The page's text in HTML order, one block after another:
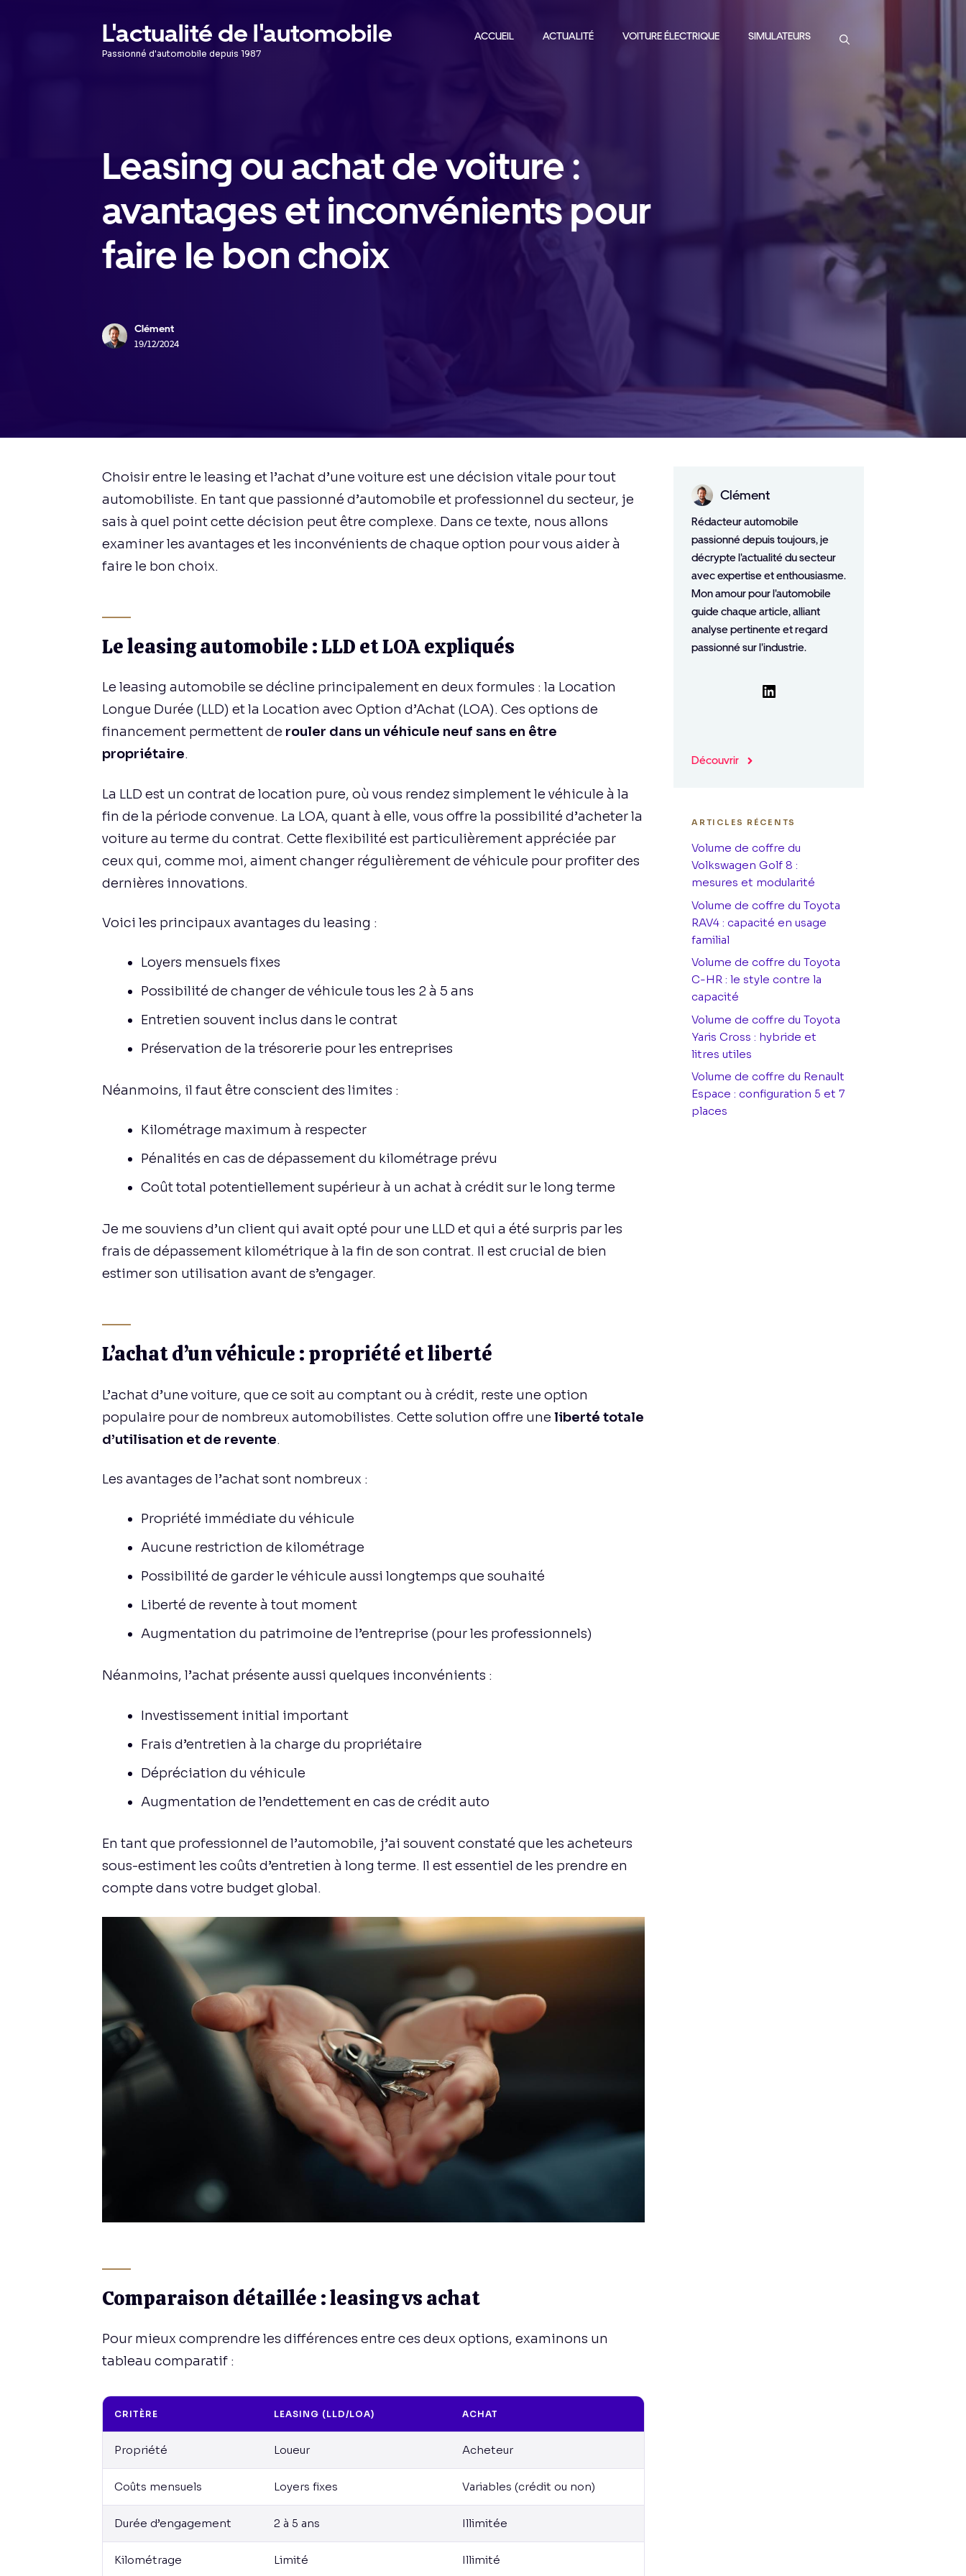
L'actualité de l'automobile
Passionné d'automobile depuis 1987
ACCUEIL ACTUALITÉ VOITURE ÉLECTRIQUE SIMULATEURS
Leasing ou achat de voiture :
avantages et inconvénients pour
faire le bon choix
Clément
19/12/2024
Choisir entre le leasing et l’achat d’une voiture est une décision vitale pour tout
automobiliste. En tant que passionné d’automobile et professionnel du secteur, je
sais à quel point cette décision peut être complexe. Dans ce texte, nous allons
examiner les avantages et les inconvénients de chaque option pour vous aider à
faire le bon choix.
Le leasing automobile : LLD et LOA expliqués
Le leasing automobile se décline principalement en deux formules : la Location
Longue Durée (LLD) et la Location avec Option d’Achat (LOA). Ces options de
financement permettent de rouler dans un véhicule neuf sans en être
propriétaire.
La LLD est un contrat de location pure, où vous rendez simplement le véhicule à la
fin de la période convenue. La LOA, quant à elle, vous offre la possibilité d’acheter la
voiture au terme du contrat. Cette flexibilité est particulièrement appréciée par
ceux qui, comme moi, aiment changer régulièrement de véhicule pour profiter des
dernières innovations.
Voici les principaux avantages du leasing :
Loyers mensuels fixes
Possibilité de changer de véhicule tous les 2 à 5 ans
Entretien souvent inclus dans le contrat
Préservation de la trésorerie pour les entreprises
Néanmoins, il faut être conscient des limites :
Kilométrage maximum à respecter
Pénalités en cas de dépassement du kilométrage prévu
Coût total potentiellement supérieur à un achat à crédit sur le long terme
Je me souviens d’un client qui avait opté pour une LLD et qui a été surpris par les
frais de dépassement kilométrique à la fin de son contrat. Il est crucial de bien
estimer son utilisation avant de s’engager.
L’achat d’un véhicule : propriété et liberté
L’achat d’une voiture, que ce soit au comptant ou à crédit, reste une option
populaire pour de nombreux automobilistes. Cette solution offre une liberté totale
d’utilisation et de revente.
Les avantages de l’achat sont nombreux :
Propriété immédiate du véhicule
Aucune restriction de kilométrage
Possibilité de garder le véhicule aussi longtemps que souhaité
Liberté de revente à tout moment
Augmentation du patrimoine de l’entreprise (pour les professionnels)
Néanmoins, l’achat présente aussi quelques inconvénients :
Investissement initial important
Frais d’entretien à la charge du propriétaire
Dépréciation du véhicule
Augmentation de l’endettement en cas de crédit auto
En tant que professionnel de l’automobile, j’ai souvent constaté que les acheteurs
sous-estiment les coûts d’entretien à long terme. Il est essentiel de les prendre en
compte dans votre budget global.
Comparaison détaillée : leasing vs achat
Pour mieux comprendre les différences entre ces deux options, examinons un
tableau comparatif :
CRITÈRE LEASING (LLD/LOA) ACHAT
Propriété Loueur Acheteur
Coûts mensuels Loyers fixes Variables (crédit ou non)
Durée d’engagement 2 à 5 ans Illimitée
Kilométrage Limité Illimité
Clément
Rédacteur automobile
passionné depuis toujours, je
décrypte l'actualité du secteur
avec expertise et enthousiasme.
Mon amour pour l'automobile
guide chaque article, alliant
analyse pertinente et regard
passionné sur l'industrie.
LinkedIn
Découvrir
ARTICLES RÉCENTS
Volume de coffre du
Volkswagen Golf 8 :
mesures et modularité
Volume de coffre du Toyota
RAV4 : capacité en usage
familial
Volume de coffre du Toyota
C-HR : le style contre la
capacité
Volume de coffre du Toyota
Yaris Cross : hybride et
litres utiles
Volume de coffre du Renault
Espace : configuration 5 et 7
places